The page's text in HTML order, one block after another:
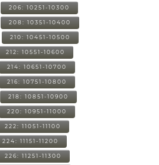
206: 10251-10300
208: 10351-10400
210: 10451-10500
212: 10551-10600
214: 10651-10700
216: 10751-10800
218: 10851-10900
220: 10951-11000
222: 11051-11100
224: 11151-11200
226: 11251-11300